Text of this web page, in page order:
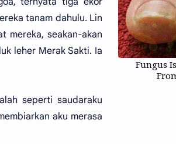
tanam dahulu. Lin
mereka, seakan-akan
leher Merak Sakti. Ia
seperti saudaraku
aku merasa
Fungus